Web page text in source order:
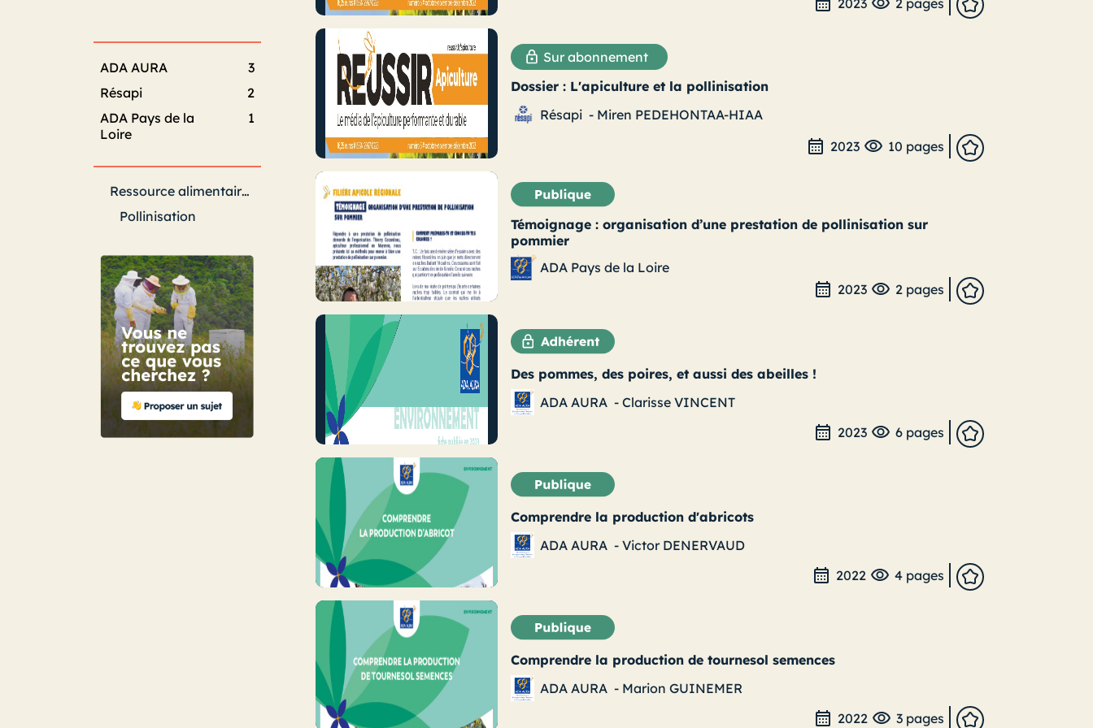
ADA AURA
3
Résapi
2
ADA Pays de la
Loire
1
Ressource alimentaire et pollinisation
Pollinisation
Sur abonnement
Dossier : L'apiculture et la pollinisation
Résapi - Miren PEDEHONTAA-HIAA
2023
10 pages
Témoignage : organisation d’une prestation de pollinisation sur
pommier
ADA Pays de la Loire
2023
2 pages
Des pommes, des poires, et aussi des abeilles !
ADA AURA - Clarisse VINCENT
2023
6 pages
Comprendre la production d'abricots
ADA AURA - Victor DENERVAUD
2022
4 pages
Comprendre la production de tournesol semences
ADA AURA - Marion GUINEMER
2022
3 pages